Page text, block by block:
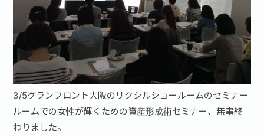
3/5グランフロント大阪のリクシルショールームのセミナー
ルームでの女性が輝くための資産形成術セミナー、無事終
わりました。